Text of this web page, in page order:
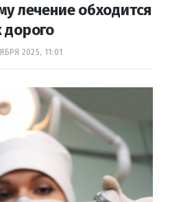
лечение обходится
дорого
2025, 11:01